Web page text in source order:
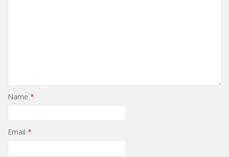
Name *
Email *